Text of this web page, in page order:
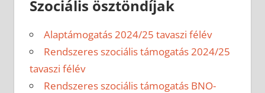
Szociális ösztöndíjak
Alaptámogatás 2024/25 tavaszi félév
Rendszeres szociális támogatás 2024/25
tavaszi félév
Rendszeres szociális támogatás BNO-